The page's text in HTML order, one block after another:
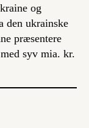
og
den ukrainske
præsentere
syv mia. kr.